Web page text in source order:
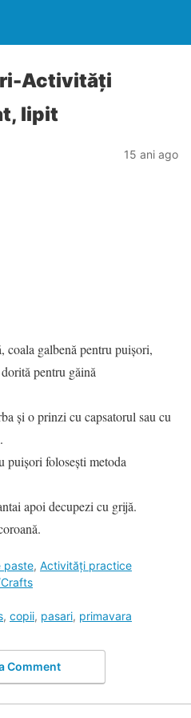
Activităţi
lipit
15 ani ago
coala galbenă pentru puişori,
pentru găină
şi o prinzi cu capsatorul sau cu
puişori foloseşti metoda
apoi decupezi cu grijă.
paste, Activități practice
, copii, pasari, primavara
Comment